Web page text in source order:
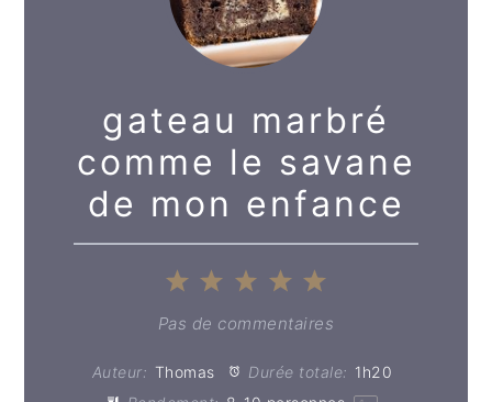
gateau marbré
comme le savane
de mon enfance
5
Étoiles
4
Étoiles
3
Étoiles
2
Étoiles
1
Étoile
Pas de commentaires
Auteur: Thomas Durée totale: 1h20